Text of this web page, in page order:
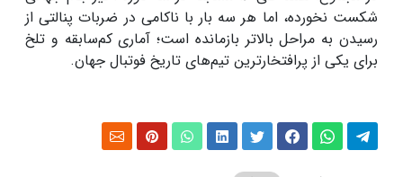
شکست نخورده، اما هر سه بار با ناکامی در ضربات پنالتی از
رسیدن به مراحل بالاتر بازمانده است؛ آماری کم‌سابقه و تلخ
برای یکی از پرافتخارترین تیم‌های تاریخ فوتبال جهان.